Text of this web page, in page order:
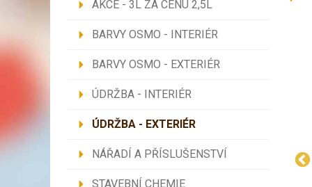
AKCE - 3L ZA CENU 2,5L
BARVY OSMO - INTERIÉR
BARVY OSMO - EXTERIÉR
ÚDRŽBA - INTERIÉR
ÚDRŽBA - EXTERIÉR
NÁŘADÍ A PŘÍSLUŠENSTVÍ
STAVEBNÍ CHEMIE